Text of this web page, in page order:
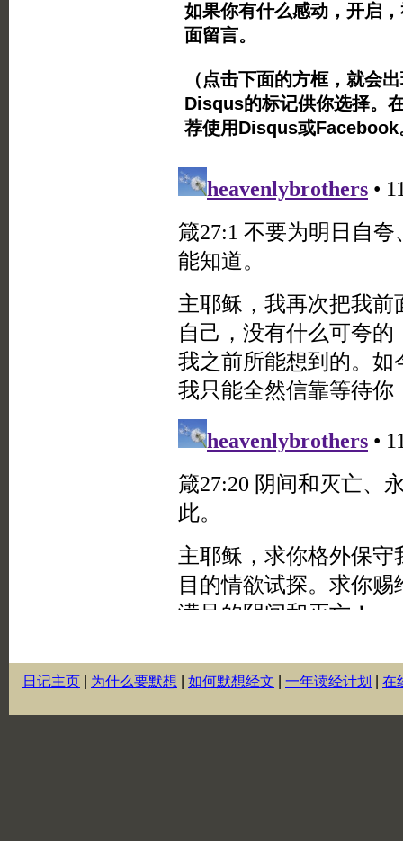
如果你有什么感动，开启
面留言。
（点击下面的方框，就会
Disqus的标记供你选择。
荐使用Disqus或
日记主页 为什么要默想 如何默想经文 一年读经计划 在